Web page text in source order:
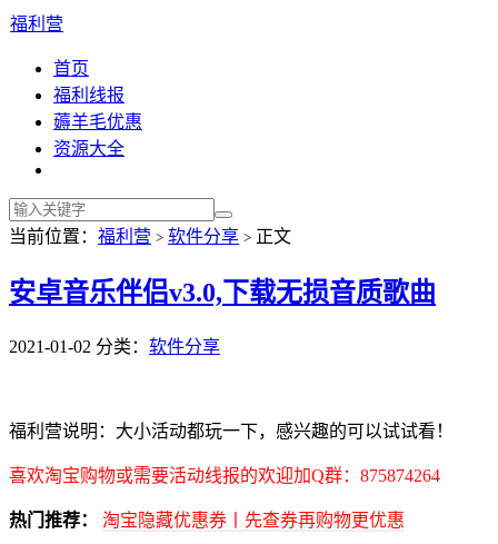
福利营
首页
福利线报
薅羊毛优惠
资源大全
当前位置： 福利营 > 软件分享 > 正文
安卓音乐伴侣v3.0,下载无损音质歌曲
2021-01-02 分类： 软件分享
福利营说明：大小活动都玩一下，感兴趣的可以试试看！
喜欢淘宝购物或需要活动线报的欢迎加Q群：875874264
热门推荐： 淘宝隐藏优惠券丨先查券再购物更优惠